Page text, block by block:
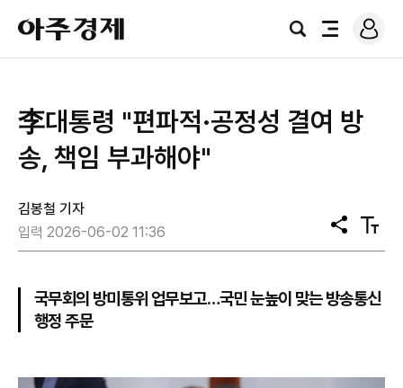
아
주
경
검
전
로
그
李대통령 "편파적·공정성 결여 방
송, 책임 부과해야"
김봉철 기자
입력 2026-06-02 11:36
공
유
텍
스
기
국무회의 방미통위 업무보고…국민 눈높이 맞는 방송통신
행정 주문